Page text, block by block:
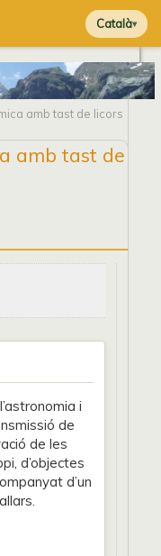
Català
amb tast de licors
amb tast de
i
de
de les
d’objectes
d’un